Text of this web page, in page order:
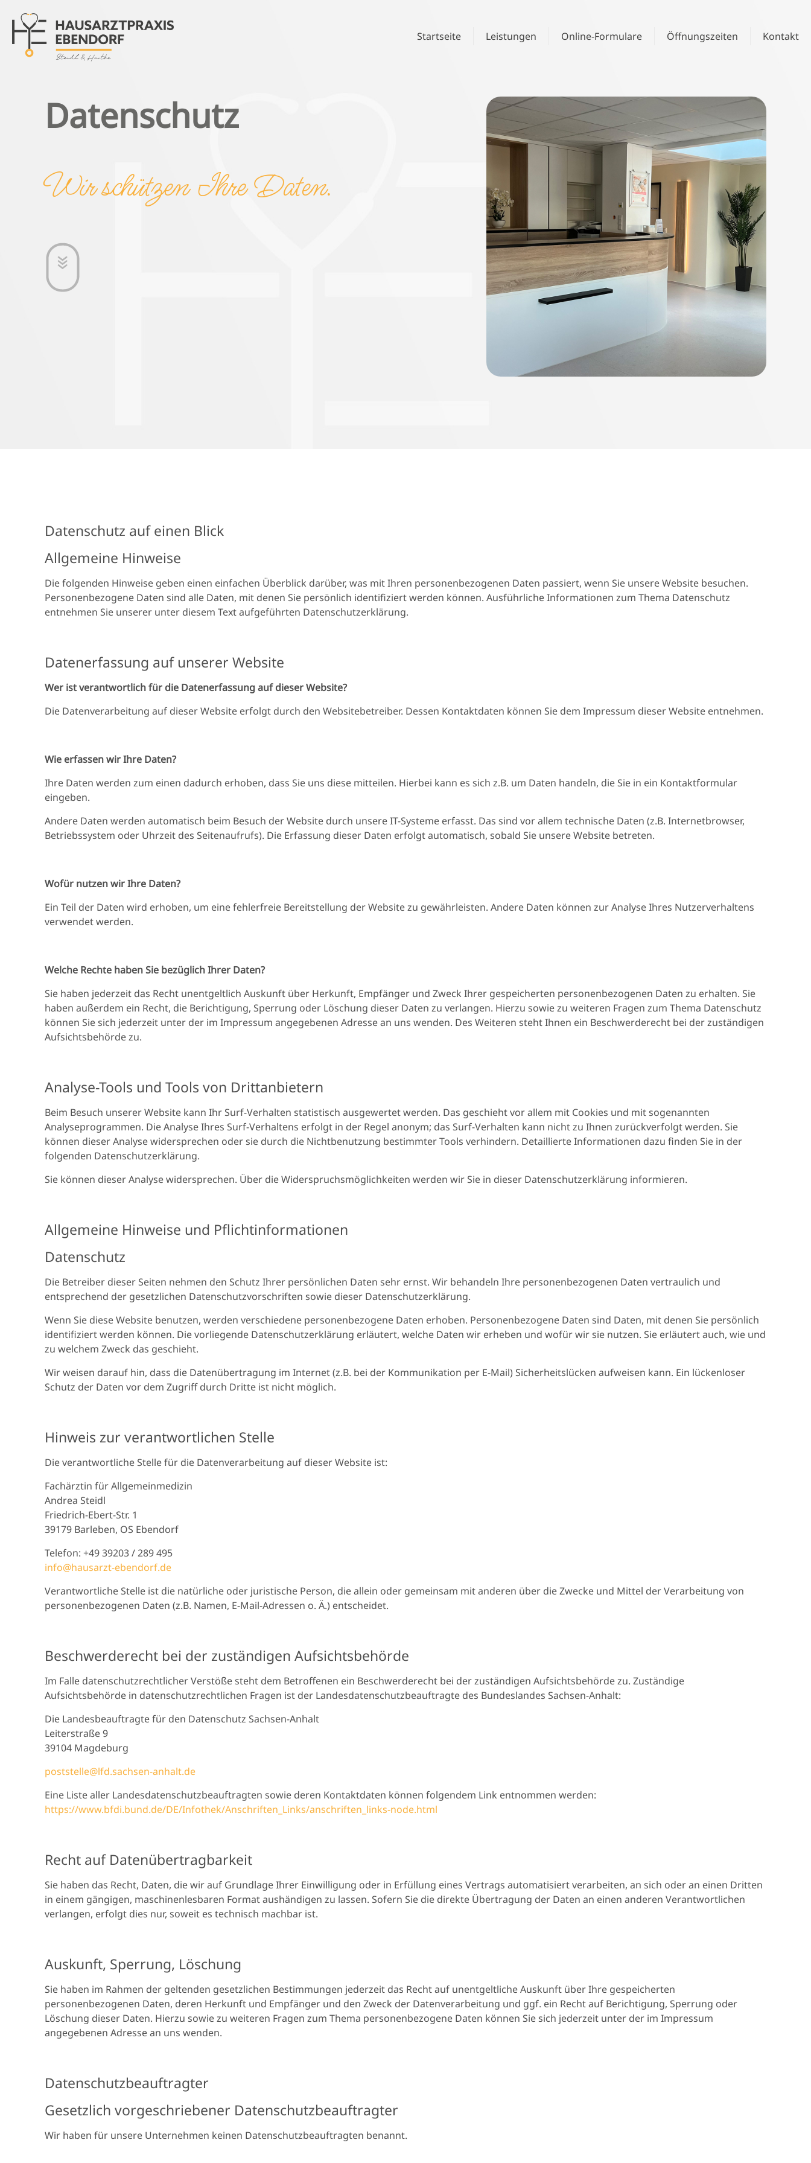
Startseite Leistungen Online-Formulare Öffnungszeiten Kontakt
Datenschutz
Wir schützen Ihre Daten.
Datenschutz auf einen Blick
Allgemeine Hinweise
Die folgenden Hinweise geben einen einfachen Überblick darüber, was mit Ihren personenbezogenen Daten passiert, wenn Sie unsere Website besuchen.
Personenbezogene Daten sind alle Daten, mit denen Sie persönlich identifiziert werden können. Ausführliche Informationen zum Thema Datenschutz
entnehmen Sie unserer unter diesem Text aufgeführten Datenschutzerklärung.
Datenerfassung auf unserer Website
Wer ist verantwortlich für die Datenerfassung auf dieser Website?
Die Datenverarbeitung auf dieser Website erfolgt durch den Websitebetreiber. Dessen Kontaktdaten können Sie dem Impressum dieser Website entnehmen.
Wie erfassen wir Ihre Daten?
Ihre Daten werden zum einen dadurch erhoben, dass Sie uns diese mitteilen. Hierbei kann es sich z.B. um Daten handeln, die Sie in ein Kontaktformular
eingeben.
Andere Daten werden automatisch beim Besuch der Website durch unsere IT-Systeme erfasst. Das sind vor allem technische Daten (z.B. Internetbrowser,
Betriebssystem oder Uhrzeit des Seitenaufrufs). Die Erfassung dieser Daten erfolgt automatisch, sobald Sie unsere Website betreten.
Wofür nutzen wir Ihre Daten?
Ein Teil der Daten wird erhoben, um eine fehlerfreie Bereitstellung der Website zu gewährleisten. Andere Daten können zur Analyse Ihres Nutzerverhaltens
verwendet werden.
Welche Rechte haben Sie bezüglich Ihrer Daten?
Sie haben jederzeit das Recht unentgeltlich Auskunft über Herkunft, Empfänger und Zweck Ihrer gespeicherten personenbezogenen Daten zu erhalten. Sie
haben außerdem ein Recht, die Berichtigung, Sperrung oder Löschung dieser Daten zu verlangen. Hierzu sowie zu weiteren Fragen zum Thema Datenschutz
können Sie sich jederzeit unter der im Impressum angegebenen Adresse an uns wenden. Des Weiteren steht Ihnen ein Beschwerderecht bei der zuständigen
Aufsichtsbehörde zu.
Analyse-Tools und Tools von Drittanbietern
Beim Besuch unserer Website kann Ihr Surf-Verhalten statistisch ausgewertet werden. Das geschieht vor allem mit Cookies und mit sogenannten
Analyseprogrammen. Die Analyse Ihres Surf-Verhaltens erfolgt in der Regel anonym; das Surf-Verhalten kann nicht zu Ihnen zurückverfolgt werden. Sie
können dieser Analyse widersprechen oder sie durch die Nichtbenutzung bestimmter Tools verhindern. Detaillierte Informationen dazu finden Sie in der
folgenden Datenschutzerklärung.
Sie können dieser Analyse widersprechen. Über die Widerspruchsmöglichkeiten werden wir Sie in dieser Datenschutzerklärung informieren.
Allgemeine Hinweise und Pflichtinformationen
Datenschutz
Die Betreiber dieser Seiten nehmen den Schutz Ihrer persönlichen Daten sehr ernst. Wir behandeln Ihre personenbezogenen Daten vertraulich und
entsprechend der gesetzlichen Datenschutzvorschriften sowie dieser Datenschutzerklärung.
Wenn Sie diese Website benutzen, werden verschiedene personenbezogene Daten erhoben. Personenbezogene Daten sind Daten, mit denen Sie persönlich
identifiziert werden können. Die vorliegende Datenschutzerklärung erläutert, welche Daten wir erheben und wofür wir sie nutzen. Sie erläutert auch, wie und
zu welchem Zweck das geschieht.
Wir weisen darauf hin, dass die Datenübertragung im Internet (z.B. bei der Kommunikation per E-Mail) Sicherheitslücken aufweisen kann. Ein lückenloser
Schutz der Daten vor dem Zugriff durch Dritte ist nicht möglich.
Hinweis zur verantwortlichen Stelle
Die verantwortliche Stelle für die Datenverarbeitung auf dieser Website ist:
Fachärztin für Allgemeinmedizin
Andrea Steidl
Friedrich-Ebert-Str. 1
39179 Barleben, OS Ebendorf
Telefon: +49 39203 / 289 495
info@hausarzt-ebendorf.de
Verantwortliche Stelle ist die natürliche oder juristische Person, die allein oder gemeinsam mit anderen über die Zwecke und Mittel der Verarbeitung von
personenbezogenen Daten (z.B. Namen, E-Mail-Adressen o. Ä.) entscheidet.
Beschwerderecht bei der zuständigen Aufsichtsbehörde
Im Falle datenschutzrechtlicher Verstöße steht dem Betroffenen ein Beschwerderecht bei der zuständigen Aufsichtsbehörde zu. Zuständige
Aufsichtsbehörde in datenschutzrechtlichen Fragen ist der Landesdatenschutzbeauftragte des Bundeslandes Sachsen-Anhalt:
Die Landesbeauftragte für den Datenschutz Sachsen-Anhalt
Leiterstraße 9
39104 Magdeburg
poststelle@lfd.sachsen-anhalt.de
Eine Liste aller Landesdatenschutzbeauftragten sowie deren Kontaktdaten können folgendem Link entnommen werden:
https://www.bfdi.bund.de/DE/Infothek/Anschriften_Links/anschriften_links-node.html
Recht auf Datenübertragbarkeit
Sie haben das Recht, Daten, die wir auf Grundlage Ihrer Einwilligung oder in Erfüllung eines Vertrags automatisiert verarbeiten, an sich oder an einen Dritten
in einem gängigen, maschinenlesbaren Format aushändigen zu lassen. Sofern Sie die direkte Übertragung der Daten an einen anderen Verantwortlichen
verlangen, erfolgt dies nur, soweit es technisch machbar ist.
Auskunft, Sperrung, Löschung
Sie haben im Rahmen der geltenden gesetzlichen Bestimmungen jederzeit das Recht auf unentgeltliche Auskunft über Ihre gespeicherten
personenbezogenen Daten, deren Herkunft und Empfänger und den Zweck der Datenverarbeitung und ggf. ein Recht auf Berichtigung, Sperrung oder
Löschung dieser Daten. Hierzu sowie zu weiteren Fragen zum Thema personenbezogene Daten können Sie sich jederzeit unter der im Impressum
angegebenen Adresse an uns wenden.
Datenschutzbeauftragter
Gesetzlich vorgeschriebener Datenschutzbeauftragter
Wir haben für unsere Unternehmen keinen Datenschutzbeauftragten benannt.